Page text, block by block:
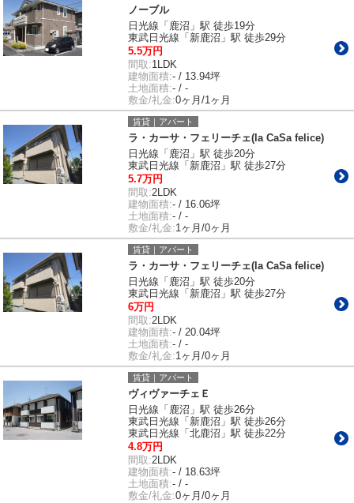
ノーブル
日光線「鹿沼」駅 徒歩19分
東武日光線「新鹿沼」駅 徒歩29分
5.5万円
間取:1LDK
建物面積:- / 13.94坪
土地面積:- / -
敷金/礼金:0ヶ月/1ヶ月
賃貸｜アパート
ラ・カーサ・フェリーチェ(la CaSa felice)
日光線「鹿沼」駅 徒歩20分
東武日光線「新鹿沼」駅 徒歩27分
5.7万円
間取:2LDK
建物面積:- / 16.06坪
土地面積:- / -
敷金/礼金:1ヶ月/0ヶ月
賃貸｜アパート
ラ・カーサ・フェリーチェ(la CaSa felice)
日光線「鹿沼」駅 徒歩20分
東武日光線「新鹿沼」駅 徒歩27分
6万円
間取:2LDK
建物面積:- / 20.04坪
土地面積:- / -
敷金/礼金:1ヶ月/0ヶ月
賃貸｜アパート
ヴィヴァーチェＥ
日光線「鹿沼」駅 徒歩26分
東武日光線「新鹿沼」駅 徒歩26分
東武日光線「北鹿沼」駅 徒歩22分
4.8万円
間取:2LDK
建物面積:- / 18.63坪
土地面積:- / -
敷金/礼金:0ヶ月/0ヶ月